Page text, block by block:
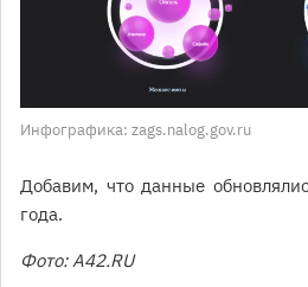
Инфографика: zags.nalog.gov.ru
Добавим, что данные
года.
Фото: A42.RU